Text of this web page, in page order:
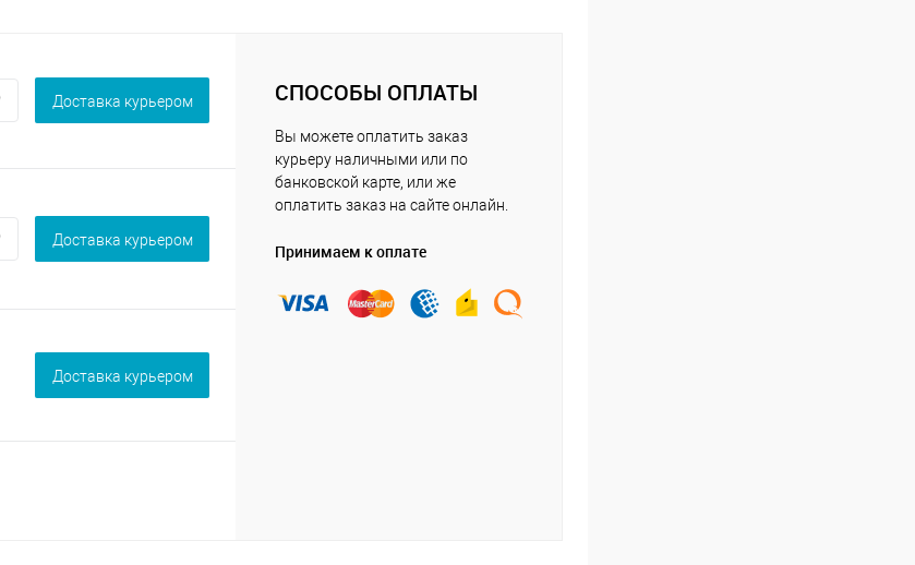
Доставка курьером
Доставка курьером
Доставка курьером
СПОСОБЫ ОПЛАТЫ
Вы можете оплатить заказ
курьеру наличными или по
банковской карте, или же
оплатить заказ на сайте онлайн.
Принимаем к оплате